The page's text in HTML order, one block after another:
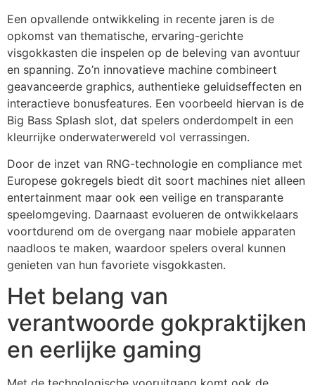
Een opvallende ontwikkeling in recente jaren is de
opkomst van thematische, ervaring-gerichte
visgokkasten die inspelen op de beleving van avontuur
en spanning. Zo’n innovatieve machine combineert
geavanceerde graphics, authentieke geluidseffecten en
interactieve bonusfeatures. Een voorbeeld hiervan is de
Big Bass Splash slot, dat spelers onderdompelt in een
kleurrijke onderwaterwereld vol verrassingen.
Door de inzet van RNG-technologie en compliance met
Europese gokregels biedt dit soort machines niet alleen
entertainment maar ook een veilige en transparante
speelomgeving. Daarnaast evolueren de ontwikkelaars
voortdurend om de overgang naar mobiele apparaten
naadloos te maken, waardoor spelers overal kunnen
genieten van hun favoriete visgokkasten.
Het belang van
verantwoorde gokpraktijken
en eerlijke gaming